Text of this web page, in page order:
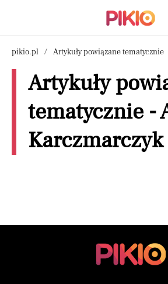
pikio.pl Artykuły powiązane tematycznie
Artykuły
tematycznie -
Karczmarczyk